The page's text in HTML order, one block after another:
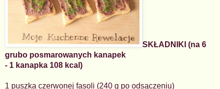
SKŁADNIKI (na 6
grubo posmarowanych kanapek
- 1 kanapka 108 kcal)
1 puszka czerwonej fasoli (240 g po odsączeniu)